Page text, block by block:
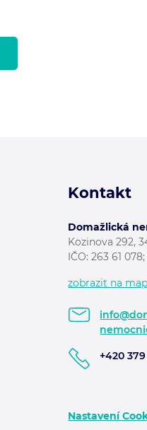
Kontakt
Domažlická
Kozinova 292,
IČO: 263 61
zobrazit na
+420 379
Nastavení